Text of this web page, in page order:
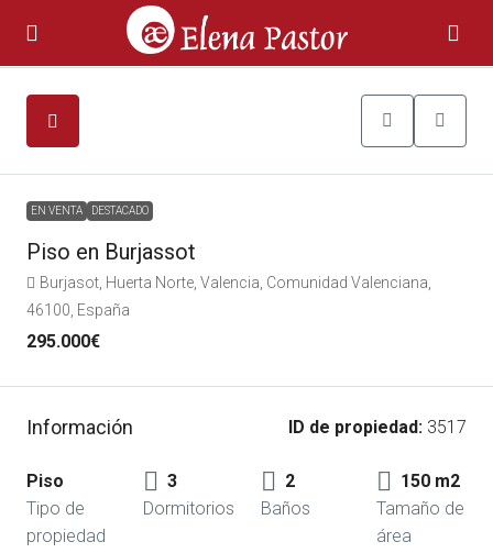
EN VENTA DESTACADO
Piso en Burjassot
Burjasot, Huerta Norte, Valencia, Comunidad Valenciana,
46100, España
295.000€
Información ID de propiedad: 3517
Piso
Tipo de
propiedad
3
Dormitorios
2
Baños
150 m2
Tamaño de
área